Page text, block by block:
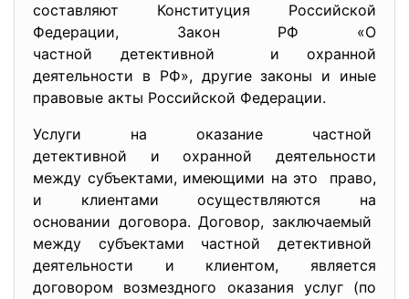
составляют Конституция Российской
Федерации, Закон РФ «О
частной детективной и охранной
деятельности в РФ», другие законы и иные
правовые акты Российской Федерации.
Услуги на оказание частной
детективной и охранной деятельности
между субъектами, имеющими на это право,
и клиентами осуществляются на
основании договора. Договор, заключаемый
между субъектами частной детективной
деятельности и клиентом, является
договором возмездного оказания услуг (по